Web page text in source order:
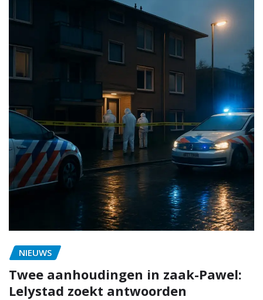
NIEUWS
Twee aanhoudingen in zaak-Pawel:
Lelystad zoekt antwoorden